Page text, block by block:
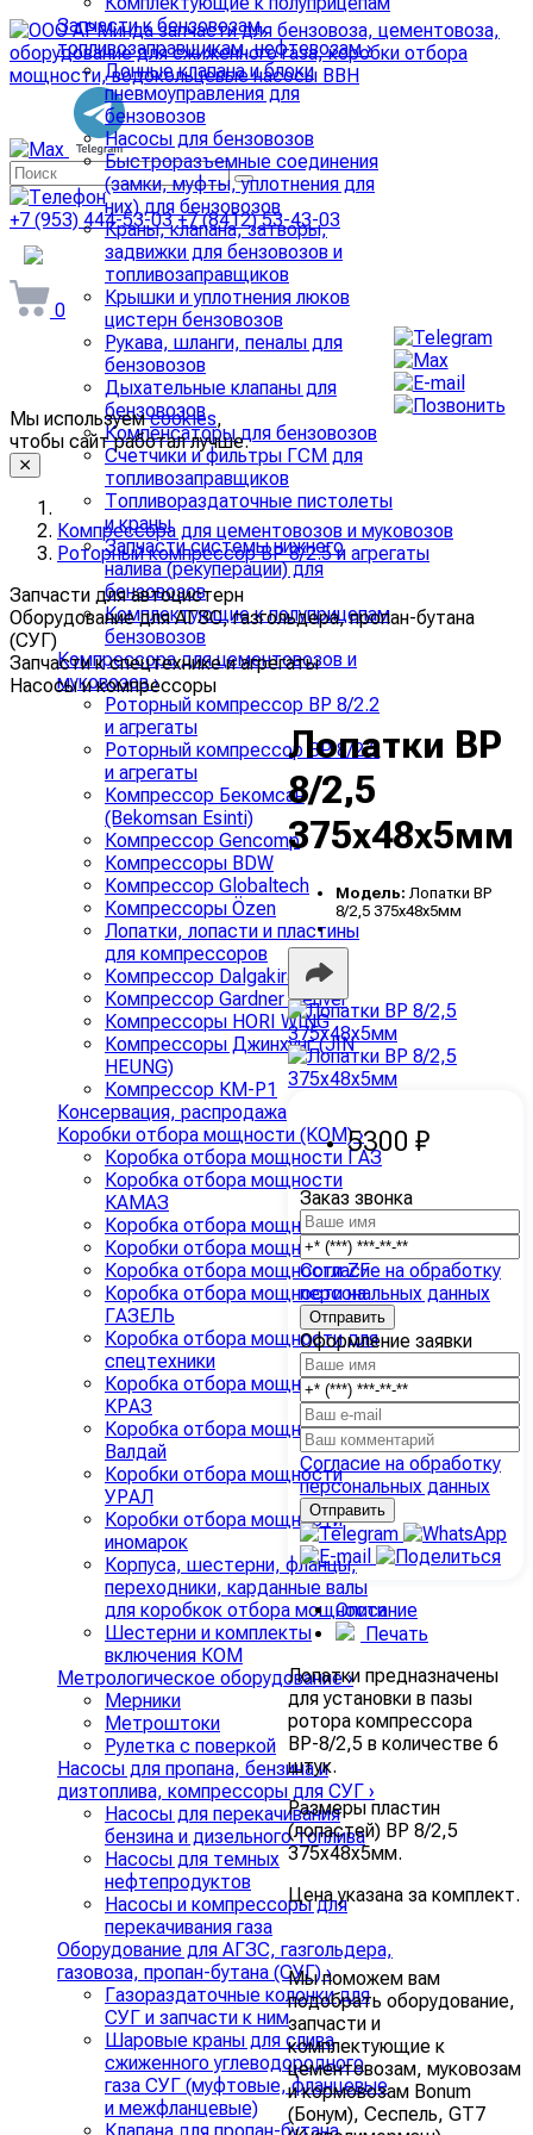
+7 (953) 444-53-03 +7 (8412) 53-43-03
arminda58@mail.ru
0
Запчасти к бензовозам,
топливозаправщикам, нефтевозам›
Донные клапана и блоки
пневмоуправления для
бензовозов
Насосы для бензовозов
Быстроразъемные соединения
(замки, муфты, уплотнения для
них) для бензовозов
Краны, клапана, затворы,
задвижки для бензовозов и
топливозаправщиков
Крышки и уплотнения люков
цистерн бензовозов
Рукава, шланги, пеналы для
бензовозов
Дыхательные клапаны для
бензовозов
Компенсаторы для бензовозов
Счетчики и фильтры ГСМ для
топливозаправщиков
Топливораздаточные пистолеты
и краны
Запчасти системы нижнего
налива (рекуперации) для
бензовозов
Комплектующие к полуприцепам
бензовозов
Компрессора для цементовозов и
муковозов›
Роторный компрессор ВР 8/2.2
и агрегаты
Роторный компрессор ВР 8/2.5
и агрегаты
Компрессор Бекомсан
(Bekomsan Esinti)
Компрессор Gencomp
Компрессоры BDW
Компрессор Globaltech
Компрессоры Özen
Лопатки, лопасти и пластины
для компрессоров
Компрессор Dalgakiran
Компрессор Gardner Denver
Компрессоры HORI WING
Компрессоры Джинхунг (JIN
HEUNG)
Компрессор КМ-Р1
Консервация, распродажа
Коробки отбора мощности (КОМ)›
Коробка отбора мощности ГАЗ
Коробка отбора мощности
КАМАЗ
Коробка отбора мощности МАЗ
Коробки отбора мощности ЗИЛ
Коробка отбора мощности ZF
Коробка отбора мощности на
ГАЗЕЛЬ
Коробка отбора мощности для
спецтехники
Коробка отбора мощности
КРАЗ
Коробка отбора мощности
Валдай
Коробки отбора мощности
УРАЛ
Коробки отбора мощности
иномарок
Корпуса, шестерни, фланцы,
переходники, карданные валы
для коробкок отбора мощности
Шестерни и комплекты
включения КОМ
Метрологическое оборудование›
Мерники
Метроштоки
Рулетка с поверкой
Насосы для пропана, бензина и
дизтоплива, компрессоры для СУГ ›
Насосы для перекачивания
бензина и дизельного топлива
Насосы для темных
нефтепродуктов
Насосы и компрессоры для
перекачивания газа
Оборудование для АГЗС, газгольдера,
газовоза, пропан-бутана (СУГ)›
Газораздаточные колонки для
СУГ и запчасти к ним
Шаровые краны для слива
сжиженного углеводородного
газа СУГ (муфтовые, фланцевые
и межфланцевые)
Мы используемcookies,
чтобы сайт работал лучше.
Компрессора для цементовозов и муковозов
Роторный компрессор ВР 8/2.5 и агрегаты
Запчасти для автоцистерн
Оборудование для АГЗС, газгольдера, пропан-бутана
(СУГ)
Запчасти к спецтехнике и агрегаты
Насосы и компрессоры
Лопатки ВР
8/2,5
375х48х5мм
Модель: Лопатки ВР
8/2,5 375х48х5мм
5300 ₽
Заказ звонка
Согласие на обработку
персональных данных
Оформление заявки
Согласие на обработку
персональных данных
Описание
Печать
Лопатки предназначены
для установки в пазы
ротора компрессора
ВР-8/2,5 в количестве 6
штук.
Размеры пластин
(лопастей) ВР 8/2,5
375х48х5мм.
Цена указана за комплект.
Мы поможем вам
подобрать оборудование,
запчасти и
комплектующие к
цементовозам, муковозам
и кормовозам Bonum
(Бонум), Сеспель, GT7